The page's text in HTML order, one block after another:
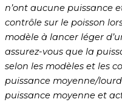
n’ont aucune puissance
contrôle sur le poisson
modèle à lancer léger
assurez-vous que la
selon les modèles et les
puissance moyenne/
puissance moyenne et